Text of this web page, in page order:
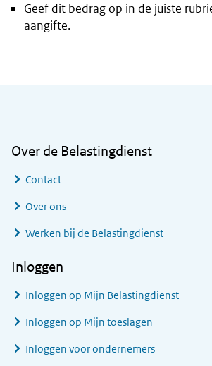
Geef dit bedrag op in de juiste
aangifte.
Over de Belastingdienst
Contact
Over ons
Werken bij de Belastingdienst
Inloggen
Inloggen op Mijn Belastingdienst
Inloggen op Mijn toeslagen
Inloggen voor ondernemers